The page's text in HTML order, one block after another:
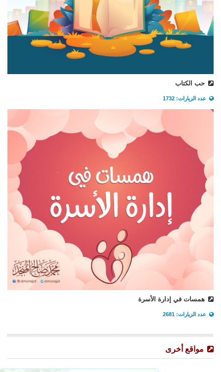
حب الكتاب
عدد الزيارات: 1732
همسات في إدارة الأسرة
عدد الزيارات: 2681
مواقع أخرى